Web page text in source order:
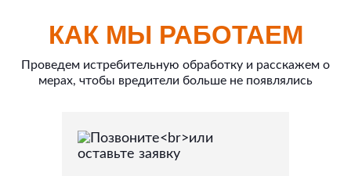
КАК МЫ РАБОТАЕМ
Проведем истребительную обработку и расскажем о
мерах, чтобы вредители больше не появлялись